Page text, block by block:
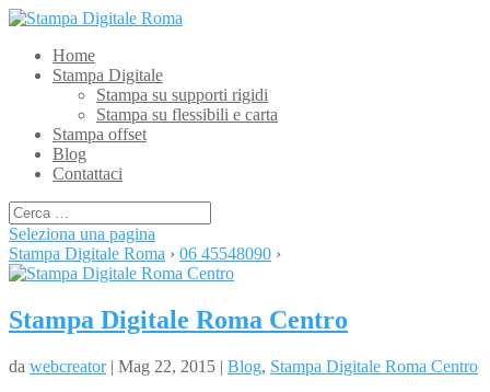
Home
Stampa Digitale
Stampa su supporti rigidi
Stampa su flessibili e carta
Stampa offset
Blog
Contattaci
Seleziona una pagina
Stampa Digitale Roma › 06 45548090 ›
Stampa Digitale Roma Centro
da webcreator| Mag 22, 2015 | Blog, Stampa Digitale Roma Centro